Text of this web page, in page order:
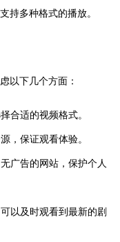
持多种格式的播放。
以下几个方面：
合适的视频格式。
保证观看体验。
广告的网站，保护个人
以及时观看到最新的剧